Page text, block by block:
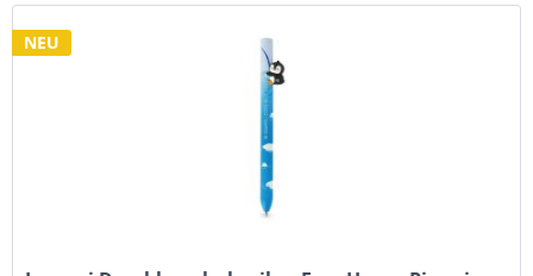
NEU